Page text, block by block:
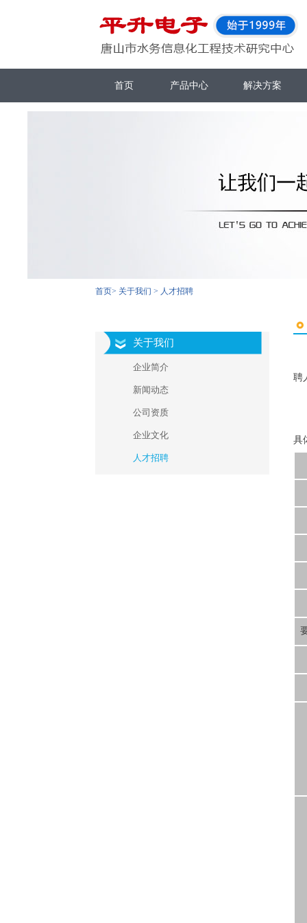
首页 产品中心 解决方案
首页> 关于我们 > 人才招聘
关于我们
企业简介
新闻动态
公司资质
企业文化
人才招聘
聘
具